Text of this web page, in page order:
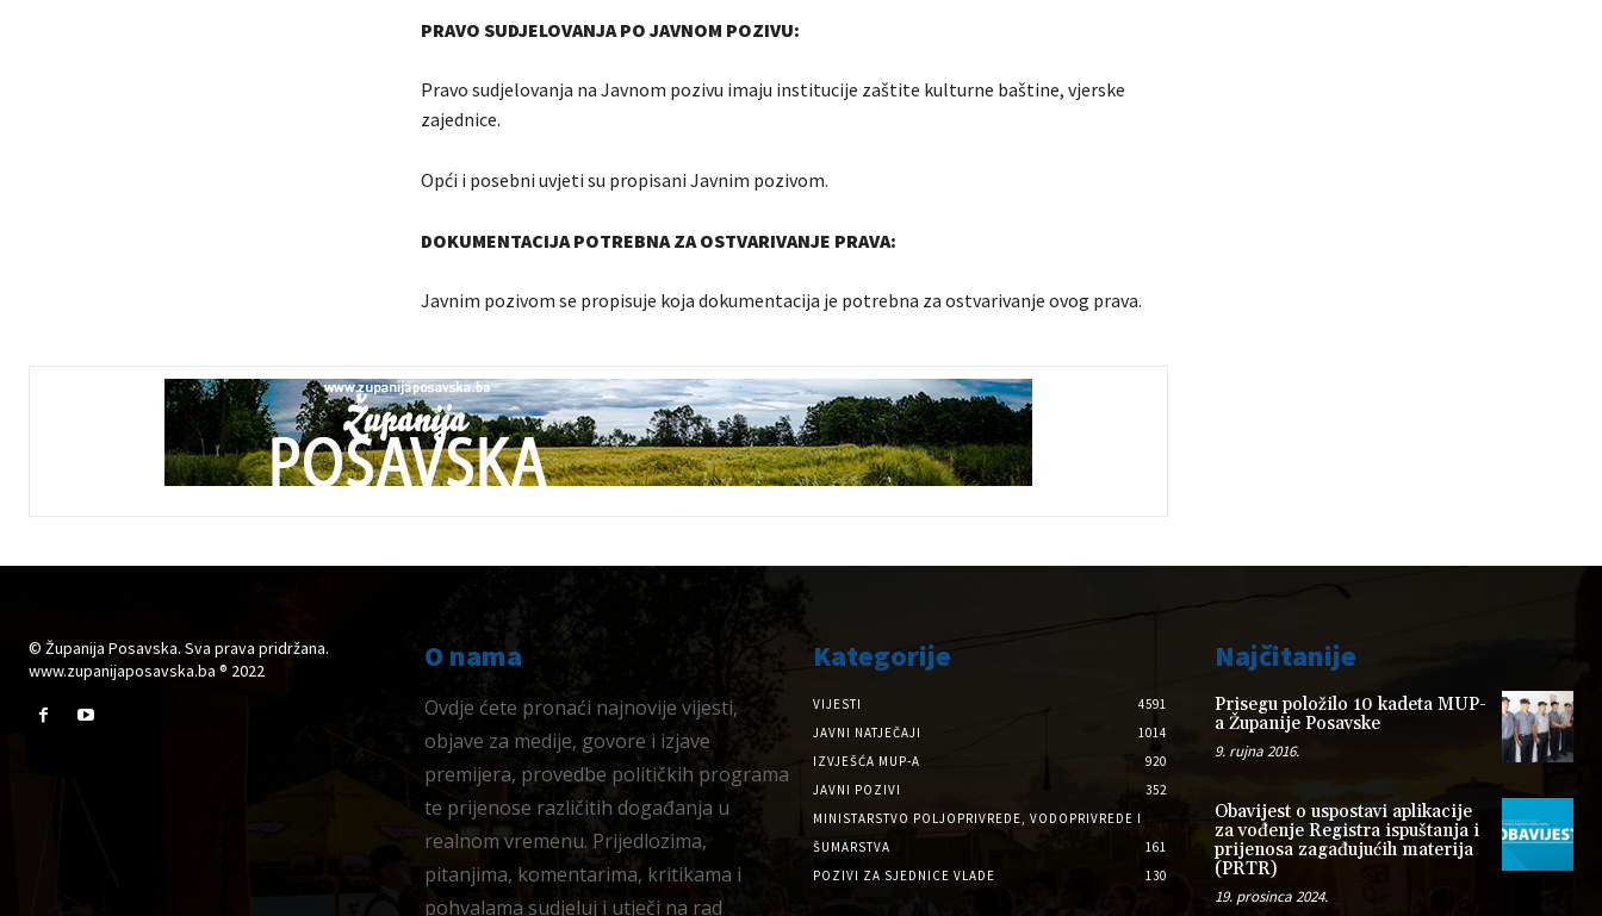
PRAVO SUDJELOVANJA PO JAVNOM POZIVU:
Pravo sudjelovanja na Javnom pozivu imaju institucije zaštite kulturne baštine, vjerske
zajednice.
Opći i posebni uvjeti su propisani Javnim pozivom.
DOKUMENTACIJA POTREBNA ZA OSTVARIVANJE PRAVA:
Javnim pozivom se propisuje koja dokumentacija je potrebna za ostvarivanje ovog prava.
© Županija Posavska. Sva prava pridržana.
www.zupanijaposavska.ba ® 2022
O nama
Ovdje ćete pronaći najnovije vijesti,
objave za medije, govore i izjave
premijera, provedbe političkih programa
te prijenose različitih događanja u
realnom vremenu. Prijedlozima,
pitanjima, komentarima, kritikama i
pohvalama sudjeluj i utječi na rad
Kategorije
VIJESTI
4591
JAVNI NATJEČAJI
1014
IZVJEŠĆA MUP-A
920
JAVNI POZIVI
352
MINISTARSTVO POLJOPRIVREDE, VODOPRIVREDE I
ŠUMARSTVA
161
POZIVI ZA SJEDNICE VLADE
130
Najčitanije
Prisegu položilo 10 kadeta MUP-
a Županije Posavske
9. rujna 2016.
Obavijest o uspostavi aplikacije
za vođenje Registra ispuštanja i
prijenosa zagađujućih materija
(PRTR)
19. prosinca 2024.